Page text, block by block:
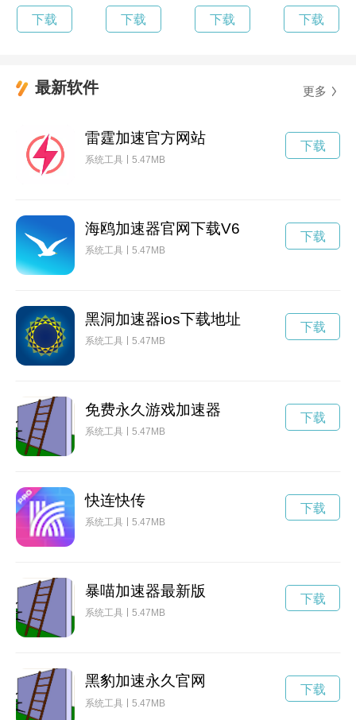
下载 下载 下载 下载
最新软件 更多
雷霆加速官方网站
系统工具 5.47MB
下载
海鸥加速器官网下载V6
系统工具 5.47MB
下载
黑洞加速器ios下载地址
系统工具 5.47MB
下载
免费永久游戏加速器
系统工具 5.47MB
下载
快连快传
系统工具 5.47MB
下载
暴喵加速器最新版
系统工具 5.47MB
下载
黑豹加速永久官网
系统工具 5.47MB
下载